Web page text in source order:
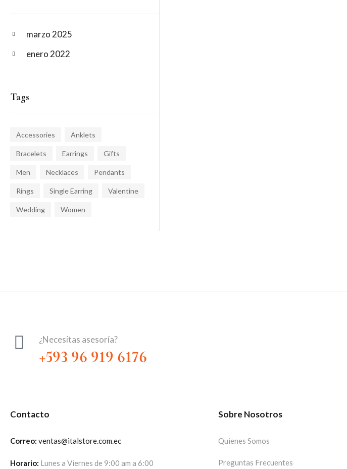
marzo 2025
enero 2022
Tags
Accessories Anklets
Bracelets Earrings Gifts
Men Necklaces Pendants
Rings Single Earring Valentine
Wedding Women
¿Necesitas asesoría?
+593 96 919 6176
Contacto
Correo: ventas@italstore.com.ec
Horario: Lunes a Viernes de 9:00 am a 6:00
Sobre Nosotros
Quienes Somos
Preguntas Frecuentes